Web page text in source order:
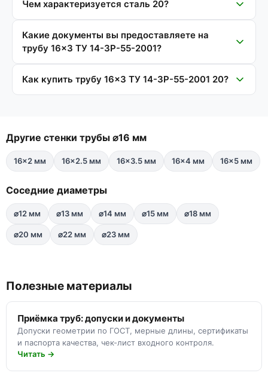
Чем характеризуется сталь 20?
Какие документы вы предоставляете на
трубу 16×3 ТУ 14-3Р-55-2001?
Как купить трубу 16×3 ТУ 14-3Р-55-2001 20?
Другие стенки трубы ⌀16 мм
16×2 мм 16×2.5 мм 16×3.5 мм 16×4 мм 16×5 мм
Соседние диаметры
⌀12 мм ⌀13 мм ⌀14 мм ⌀15 мм ⌀18 мм
⌀20 мм ⌀22 мм ⌀23 мм
Полезные материалы
Приёмка труб: допуски и документы
Допуски геометрии по ГОСТ, мерные длины, сертификаты
и паспорта качества, чек-лист входного контроля.
Читать →